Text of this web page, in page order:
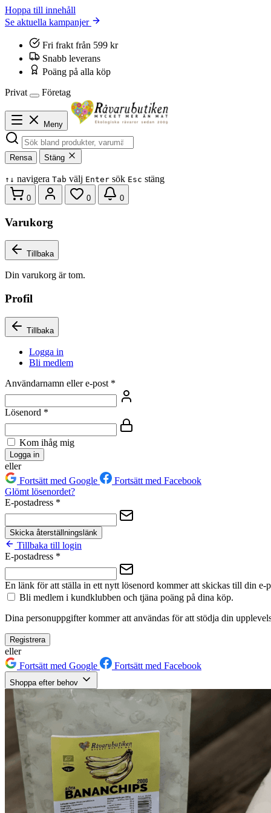
Hoppa till innehåll
Se aktuella kampanjer
Fri frakt från 599 kr
Snabb leverans
Poäng på alla köp
Privat
Företag
Meny
Rensa Stäng
↑ ↓ navigera Tab välj Enter sök Esc stäng
0 0 0
Varukorg
Tillbaka
Din varukorg är tom.
Profil
Tillbaka
Logga in
Bli medlem
Användarnamn eller e-post *
Lösenord *
Kom ihåg mig
Logga in
eller
Fortsätt med Google
Fortsätt med Facebook
Glömt lösenordet?
E-postadress *
Skicka återställningslänk
Tillbaka till login
E-postadress *
En länk för att ställa in ett nytt lösenord kommer att skickas till din e-
Bli medlem i kundklubben och tjäna poäng på dina köp.
Dina personuppgifter kommer att användas för att stödja din
Registrera
eller
Fortsätt med Google
Fortsätt med Facebook
Shoppa efter behov